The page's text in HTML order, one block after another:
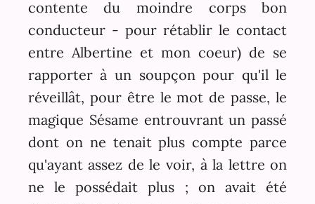
contente du moindre corps bon
conducteur - pour rétablir le contact
entre Albertine et mon coeur) de se
rapporter à un soupçon pour qu'il le
réveillât, pour être le mot de passe, le
magique Sésame entrouvrant un passé
dont on ne tenait plus compte parce
qu'ayant assez de le voir, à la lettre on
ne le possédait plus ; on avait été